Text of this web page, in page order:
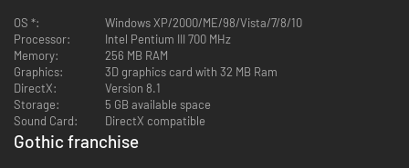
OS *:
Windows XP/2000/ME/98/Vista/7/8/10
Processor:
Intel Pentium III 700 MHz
Memory:
256 MB RAM
Graphics:
3D graphics card with 32 MB Ram
DirectX:
Version 8.1
Storage:
5 GB available space
Sound Card:
DirectX compatible
Gothic franchise